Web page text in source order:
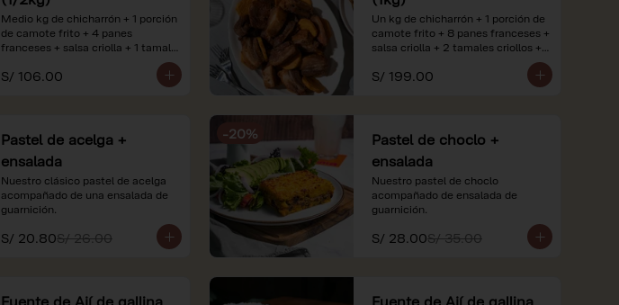
Medio kg de chicharrón + 1 porción
de camote frito + 4 panes
franceses + salsa criolla + 1 tamal
criollo + 1 litro de jugo de naranja.
consumo. Imágenes referenciales.
S/ 106.00
Un kg de chicharrón + 1 porción de
camote frito + 8 panes franceses +
salsa criolla + 2 tamales criollos +
consumo. Imágenes referenciales.
S/ 199.00
Pastel de acelga +
ensalada
Nuestro clásico pastel de acelga
acompañado de una ensalada de
guarnición.
S/ 20.80S/ 26.00
-20%
Pastel de choclo +
ensalada
Nuestro pastel de choclo
acompañado de ensalada de
guarnición.
S/ 28.00S/ 35.00
Fuente de Ají de gallina
Fuente de Ají de gallina